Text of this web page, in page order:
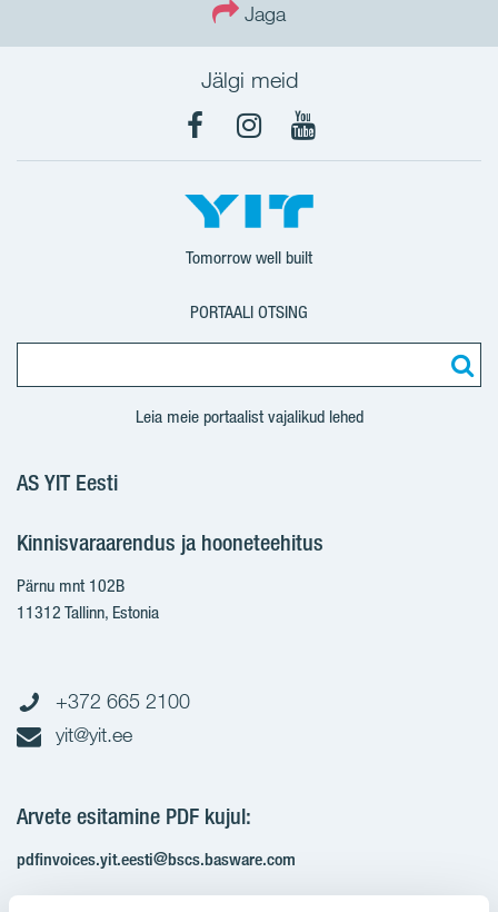
Jaga
Jälgi meid
FacebookInstagram
YouTube
Tomorrow well built
PORTAALI OTSING
Leia meie portaalist vajalikud lehed
AS YIT Eesti
Kinnisvaraarendus ja hooneteehitus
Pärnu mnt 102B
11312 Tallinn, Estonia
+372 665 2100
yit@yit.ee
Arvete esitamine PDF kujul:
pdfinvoices.yit.eesti@bscs.basware.com